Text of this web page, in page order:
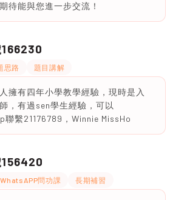
待能與您進一步交流！
166230
思路 題目講解
擁有四年小學教學經驗，現時是入
，有過sen學生經驗，可以
繫21176789，Winnie MissHo
156420
WhatsAPP問功課 長期補習